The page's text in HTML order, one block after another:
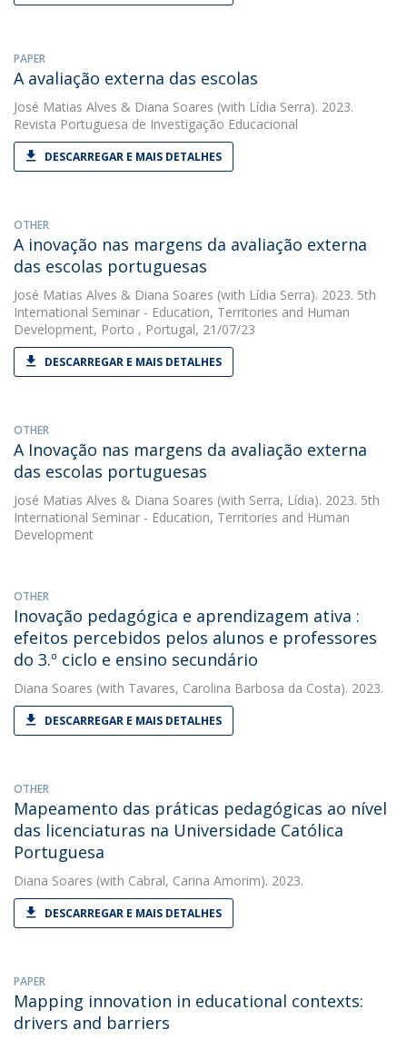
PAPER
A avaliação externa das escolas
José Matias Alves & Diana Soares (with Lídia Serra). 2023.
Revista Portuguesa de Investigação Educacional
DESCARREGAR E MAIS DETALHES
OTHER
A inovação nas margens da avaliação externa
das escolas portuguesas
José Matias Alves & Diana Soares (with Lídia Serra). 2023. 5th
International Seminar - Education, Territories and Human
Development, Porto , Portugal, 21/07/23
DESCARREGAR E MAIS DETALHES
OTHER
A Inovação nas margens da avaliação externa
das escolas portuguesas
José Matias Alves & Diana Soares (with Serra, Lídia). 2023. 5th
International Seminar - Education, Territories and Human
Development
OTHER
Inovação pedagógica e aprendizagem ativa :
efeitos percebidos pelos alunos e professores
do 3.º ciclo e ensino secundário
Diana Soares (with Tavares, Carolina Barbosa da Costa). 2023.
DESCARREGAR E MAIS DETALHES
OTHER
Mapeamento das práticas pedagógicas ao nível
das licenciaturas na Universidade Católica
Portuguesa
Diana Soares (with Cabral, Carina Amorim). 2023.
DESCARREGAR E MAIS DETALHES
PAPER
Mapping innovation in educational contexts:
drivers and barriers